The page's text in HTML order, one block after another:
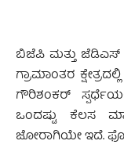
ಬಿಜೆಪಿ ಮತ್ತು
ಗ್ರಾಮಾಂತರ
ಗೌರಿಶಂಕರ್
ಒಂದಷ್ಟು ಕೆಲಸ
ಜೋರಾಗಿಯೇ ಇದೆ.